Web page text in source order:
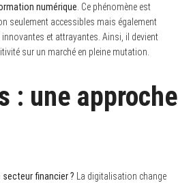
numérique . Ce phénomène est
seulement accessibles mais également
et attrayantes. Ainsi, il devient
sur un marché en pleine mutation.
: une approche
financier ? La digitalisation change